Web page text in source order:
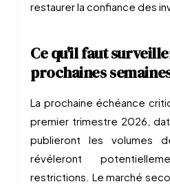
restaurer la confiance des
Ce qu'il faut
prochaines
La prochaine échéance
premier trimestre 2026,
publieront les volumes
révéleront
restrictions. Le marché